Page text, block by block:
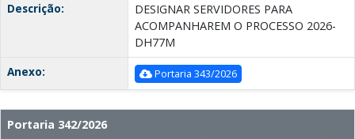
Descrição:
DESIGNAR SERVIDORES PARA
ACOMPANHAREM O PROCESSO 2026-
DH77M
Anexo:
Portaria 343/2026
Portaria 342/2026